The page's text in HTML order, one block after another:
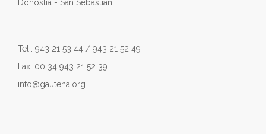
Donostia - San Sebastián
Tel.: 943 21 53 44 / 943 21 52 49
Fax: 00 34 943 21 52 39
info@gautena.org